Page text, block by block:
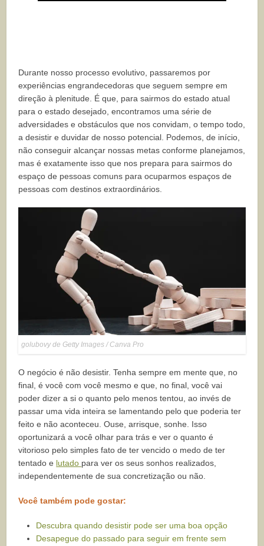
Durante nosso processo evolutivo, passaremos por
experiências engrandecedoras que seguem sempre em
direção à plenitude. É que, para sairmos do estado atual
para o estado desejado, encontramos uma série de
adversidades e obstáculos que nos convidam, o tempo todo,
a desistir e duvidar de nosso potencial. Podemos, de início,
não conseguir alcançar nossas metas conforme planejamos,
mas é exatamente isso que nos prepara para sairmos do
espaço de pessoas comuns para ocuparmos espaços de
pessoas com destinos extraordinários.
golubovy de Getty Images / Canva Pro
O negócio é não desistir. Tenha sempre em mente que, no
final, é você com você mesmo e que, no final, você vai
poder dizer a si o quanto pelo menos tentou, ao invés de
passar uma vida inteira se lamentando pelo que poderia ter
feito e não aconteceu. Ouse, arrisque, sonhe. Isso
oportunizará a você olhar para trás e ver o quanto é
vitorioso pelo simples fato de ter vencido o medo de ter
tentado e lutado para ver os seus sonhos realizados,
independentemente de sua concretização ou não.
Você também pode gostar:
Descubra quando desistir pode ser uma boa opção
Desapegue do passado para seguir em frente sem